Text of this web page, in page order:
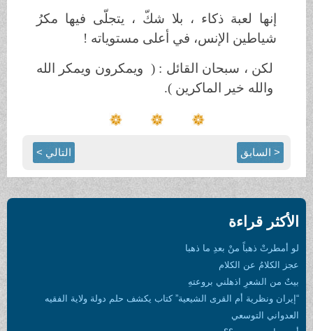
إنها لعبة ذكاء ، بلا شكّ ، يتجلّى فيها مكرُ
شياطين الإنس، في أعلى مستوياته !
لكن ، سبحان القائل : ( ويمكرون ويمكر الله
والله خير الماكرين ).
< السابق التالي >
الأكثر قراءة
لو أمطرتْ ذهباً منْ بعدِ ما ذهبا
عجز الكلامُ عن الكلام
بيتٌ من الشعرِ اذهلني بروعتهِ
“إيران ونظرية أم القرى الشيعية” كتاب يكشف حلم دولة ولاية الفقيه
العدواني التوسعي